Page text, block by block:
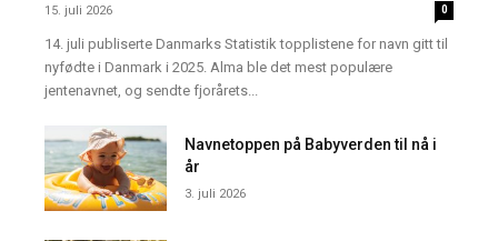
15. juli 2026 0
14. juli publiserte Danmarks Statistik topplistene for navn gitt til
nyfødte i Danmark i 2025. Alma ble det mest populære
jentenavnet, og sendte fjorårets...
Navnetoppen på Babyverden til nå i
år
3. juli 2026